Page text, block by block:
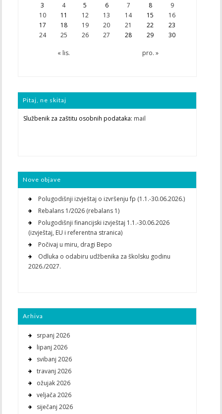
« lis. pro. »
3
4 5 6 7 8
9
10
11 12 13 14 15
16
17
18 19 20 21 22
23
24
25 26 27 28 29 30
Pitaj, ne skitaj
Službenik za zaštitu osobnih podataka: mail
Nove objave
Polugodišnji izvještaj o izvršenju fp (1.1.-30.06.2026.)
Rebalans 1/2026 (rebalans 1)
Polugodišnji financijski izvještaj 1.1.-30.06.2026
(izvještaj, EU i referentna stranica)
Počivaj u miru, dragi Bepo
Odluka o odabiru udžbenika za školsku godinu
2026./2027.
Arhiva
srpanj 2026
lipanj 2026
svibanj 2026
travanj 2026
ožujak 2026
veljača 2026
siječanj 2026